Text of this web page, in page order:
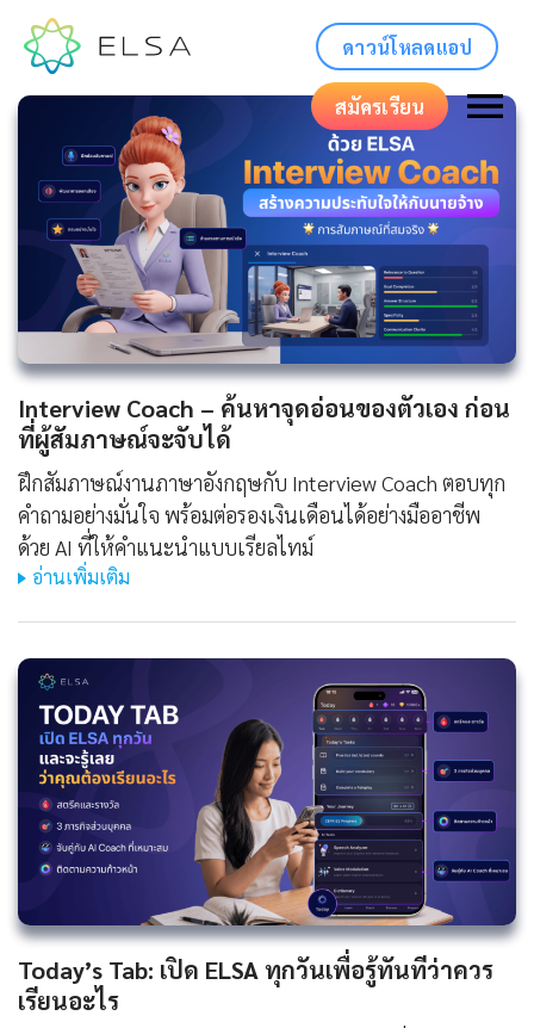
ดาวน์โหลดแอป
สมัครเรียน
Interview Coach – ค้นหาจุดอ่อนของตัวเอง ก่อน
ที่ผู้สัมภาษณ์จะจับได้
ฝึกสัมภาษณ์งานภาษาอังกฤษกับ Interview Coach ตอบทุก
คำถามอย่างมั่นใจ พร้อมต่อรองเงินเดือนได้อย่างมืออาชีพ
ด้วย AI ที่ให้คำแนะนำแบบเรียลไทม์
อ่านเพิ่มเติม
Today’s Tab: เปิด ELSA ทุกวันเพื่อรู้ทันทีว่าควร
เรียนอะไร